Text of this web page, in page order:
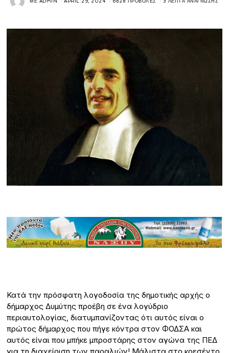
ΜΕ ADMIN APRIL 29, 2024 6828 ΠΡΟΒΟΛΈΣ 3 ΛΕΠΤΆ ΑΝΆΓΝΩΣΗΣ
Κατά την πρόσφατη λογοδοσία της δημοτικής αρχής ο
δήμαρχος Δυμύτης προέβη σε ένα λογύδριο
περιαυτολογίας, διατυμπανίζοντας ότι αυτός είναι ο
πρώτος δήμαρχος που πήγε κόντρα στον ΦΟΔΣΑ και
αυτός είναι που μπήκε μπροστάρης στον αγώνα της ΠΕΔ